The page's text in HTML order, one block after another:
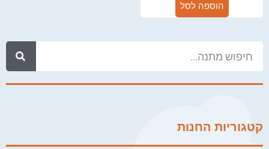
קטגוריות החנות
הוספה לסל